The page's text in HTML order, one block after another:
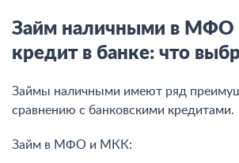
Займ наличными в
кредит в банке: что
Займы наличными имеют ряд
сравнению с банковскими кредитами.
Займ в МФО и МКК: